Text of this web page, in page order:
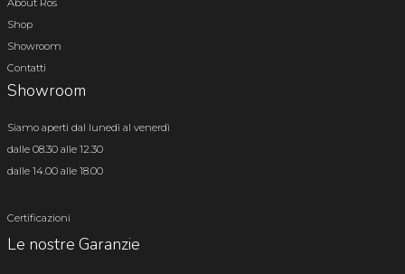
About Ros
Shop
Showroom
Contatti
Showroom
Siamo aperti dal lunedì al venerdì
dalle 08.30 alle 12.30
dalle 14.00 alle 18.00
Certificazioni
Le nostre Garanzie